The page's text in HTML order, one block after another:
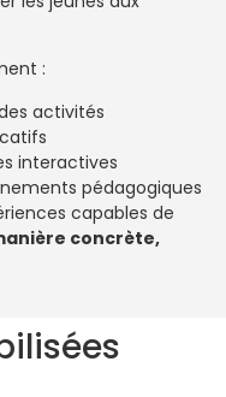
:
activités
interactives
pédagogiques
capables de
concrète,